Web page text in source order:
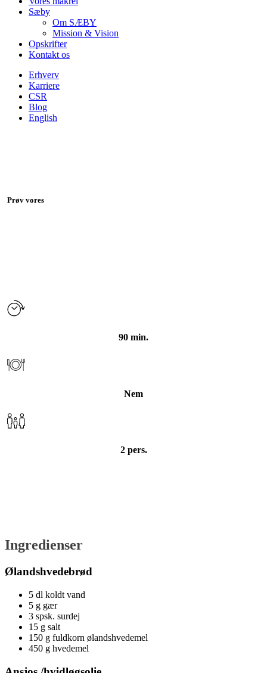
Sæby
Om SÆBY
Mission & Vision
Opskrifter
Kontakt os
Erhverv
Karriere
CSR
Blog
English
Prøv vores
Makrel på grillet
90 min.
Nem
2 pers.
Ingredienser
Ølandshvedebrød
5 dl koldt vand
5 g gær
3 spsk. surdej
15 g salt
150 g fuldkorn ølandshvedemel
450 g hvedemel